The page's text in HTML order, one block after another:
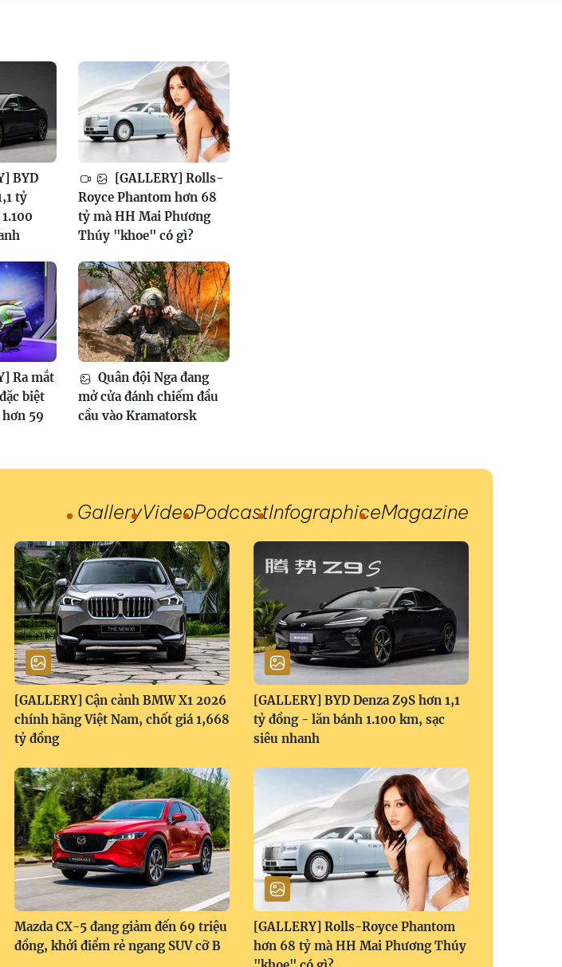
BYD
tỷ
[GALLERY] Rolls-
Royce Phantom hơn 68
tỷ mà HH Mai Phương
Thúy "khoe" có gì?
Ra mắt
biệt
59
Quân đội Nga đang
mở cửa đánh chiếm đầu
cầu vào Kramatorsk
GalleryVideoPodcastInfographiceMagazine
[GALLERY] Cận cảnh BMW X1 2026
chính hãng Việt Nam, chốt giá 1,668
tỷ đồng
[GALLERY] BYD Denza Z9S hơn 1,1
tỷ đồng - lăn bánh 1.100 km, sạc
siêu nhanh
Mazda CX-5 đang giảm đến 69 triệu
đồng, khởi điểm rẻ ngang SUV cỡ B
[GALLERY] Rolls-Royce Phantom
hơn 68 tỷ mà HH Mai Phương Thúy